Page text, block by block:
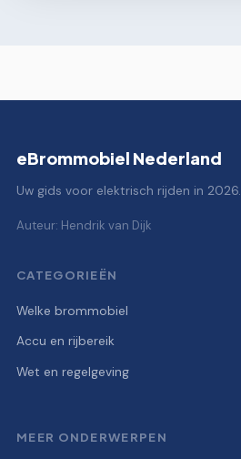
eBrommobiel Nederland
Uw gids voor elektrisch rijden in 2026.
Auteur: Hendrik van Dijk
CATEGORIEËN
Welke brommobiel
Accu en rijbereik
Wet en regelgeving
MEER ONDERWERPEN